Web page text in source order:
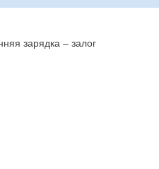
зарядка – залог